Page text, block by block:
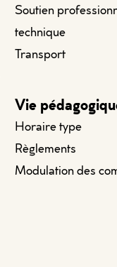
Soutien
technique
Transport
Vie
Horaire type
Règlements
Modulation des